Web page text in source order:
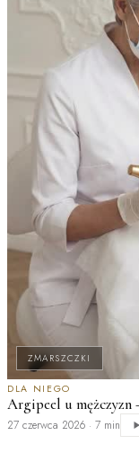
ZMARSZCZKI
DLA NIEGO
Argipeel u
27 czerwca 2026 · 7 min